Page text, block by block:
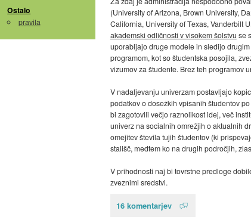
Ostalo
pravila
(University of Arizona, Brown University,
California, University of Texas, Vanderbilt
akademski odličnosti v visokem šolstvu se
uporabljajo druge modele in sledijo
programom, kot so študentska posojila,
vizumov za študente. Brez teh programov
V nadaljevanju univerzam postavljajo
podatkov o dosežkih vpisanih študentov
bi zagotovili večjo raznolikost idej, več
univerz na socialnih omrežjih o aktualnih
omejitev števila tujih študentov (ki
stališč, medtem ko na drugih področjih,
V prihodnosti naj bi tovrstne predloge
zveznimi sredstvi.
16 komentarjev